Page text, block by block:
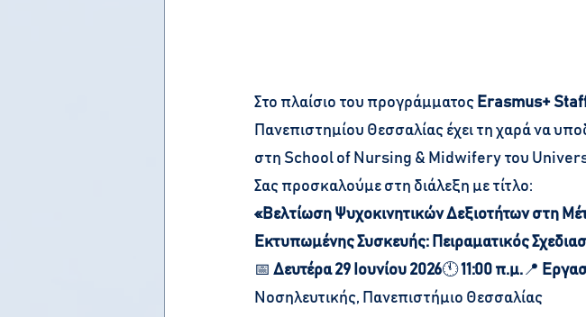
Στο πλαίσιο του προγράμματος Erasmus+
Πανεπιστημίου Θεσσαλίας έχει τη χαρά να
στη School of Nursing & Midwifery του
Σας προσκαλούμε στη διάλεξη με τίτλο:
«Βελτίωση Ψυχοκινητικών Δεξιοτήτων στη
Εκτυπωμένης Συσκευής: Πειραματικός
📅 Δευτέρα 29 Ιουνίου 2026🕚 11:00 π.μ.📍
Νοσηλευτικής, Πανεπιστήμιο Θεσσαλίας